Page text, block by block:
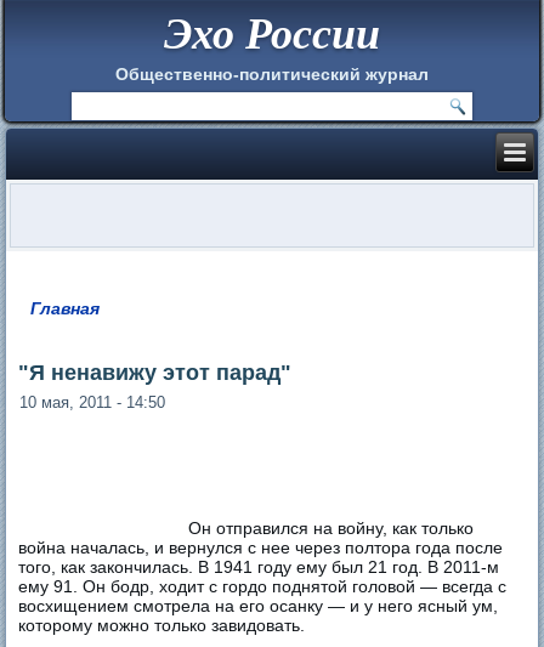
Эхо России
Общественно-политический журнал
Главная
"Я ненавижу этот парад"
10 мая, 2011 - 14:50
Он отправился на войну, как только
война началась, и вернулся с нее через полтора года после
того, как закончилась. В 1941 году ему был 21 год. В 2011-м
ему 91. Он бодр, ходит с гордо поднятой головой — всегда с
восхищением смотрела на его осанку — и у него ясный ум,
которому можно только завидовать.